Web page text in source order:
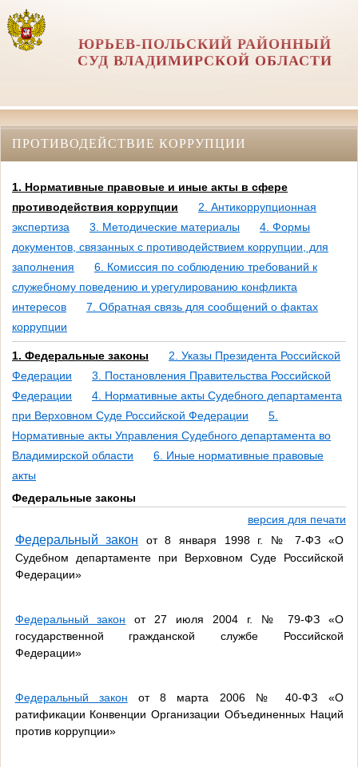
ЮРЬЕВ-ПОЛЬСКИЙ РАЙОННЫЙ
СУД ВЛАДИМИРСКОЙ ОБЛАСТИ
ПРОТИВОДЕЙСТВИЕ КОРРУПЦИИ
1. Нормативные правовые и иные акты в сфере
противодействия коррупции
2. Антикоррупционная
экспертиза
3. Методические материалы
4. Формы
документов, связанных с противодействием коррупции, для
заполнения
6. Комиссия по соблюдению требований к
служебному поведению и урегулированию конфликта
интересов
7. Обратная связь для сообщений о фактах
коррупции
1. Федеральные законы
2. Указы Президента Российской
Федерации
3. Постановления Правительства Российской
Федерации
4. Нормативные акты Судебного департамента
при Верховном Суде Российской Федерации
5.
Нормативные акты Управления Судебного департамента во
Владимирской области
6. Иные нормативные правовые
акты
Федеральные законы
версия для печати
Федеральный закон от 8 января 1998 г. № 7-ФЗ «О
Судебном департаменте при Верховном Суде Российской
Федерации»
Федеральный закон от 27 июля 2004 г. № 79-ФЗ «О
государственной гражданской службе Российской
Федерации»
Федеральный закон от 8 марта 2006 № 40-ФЗ «О
ратификации Конвенции Организации Объединенных Наций
против коррупции»